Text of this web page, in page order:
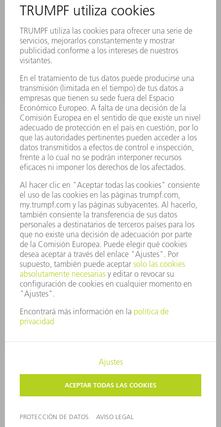
REGISTRO PARA EL BOLETÍN INFORMATIVO
MYTRUMPF
FICHAS TÉCNICAS DE SEGURIDAD
PRODUCTOS
MÁQUINAS Y SISTEMAS
LÁSER
HERRAMIENTAS PORTÁTILES
FÁBRICA INTELIGENTE
SOFTWARE
SERVICIOS
APLICACIONES
SECTORES
EMPRESA
CARRERA PROFESIONAL
OFERTAS DE TRABAJO
PERFIL DE LA EMPRESA
INFORME ANUAL
PRINCIPIOS CORPORATIVOS
CUMPLIMIENTO
SISTEMA DE INFORMADORES
SEGURIDAD
COMUNICADOS DE PRENSA
REVISTAS
SOSTENIBILIDAD
MEDIO AMBIENTE Y CLIMA
SOCIEDAD Y EMPRESA
GESTIÓN EMPRESARIAL
PROTECCIÓN DE DATOS
COPYRIGHT Y MARCA REGISTRADA
TRUMPF ESPAÑA
AJUSTES DE PRIVACIDAD